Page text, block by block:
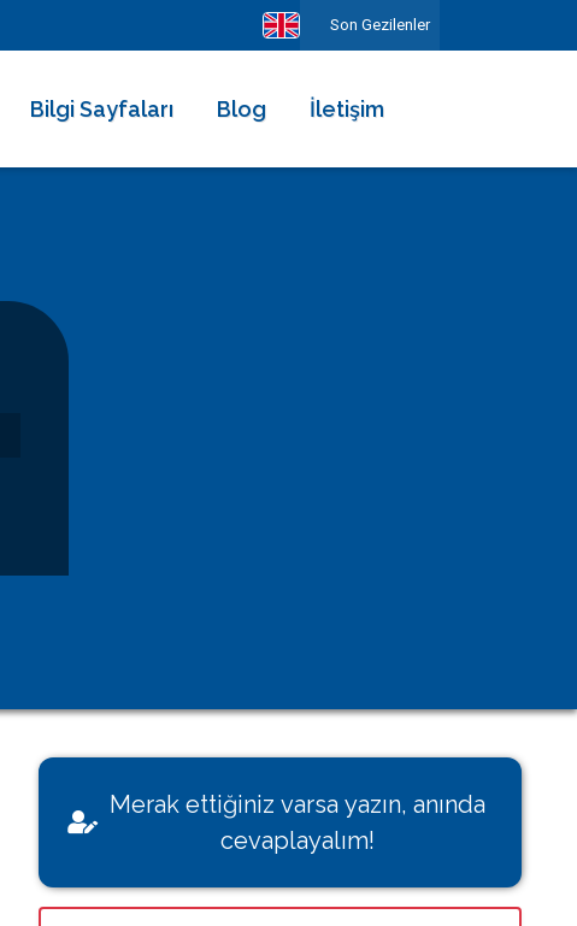
Son Gezilenler
Bilgi Sayfaları
Sıkça Sorulan Sorular
Erken Rezervasyonun Avantajları
Kişisel Verilerin Korunması
Villamı Kiraya Vermek İstiyorum
Sağlığınız Bizim İçin Değerli
Konut İzin Belge Başvurusu
Bakanlık Belgeli Konutlar
Blog İletişim
Merak ettiğiniz varsa yazın, anında
cevaplayalım!